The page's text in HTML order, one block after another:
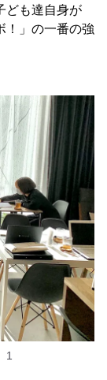
ども達自身が
！」の一番の強
1